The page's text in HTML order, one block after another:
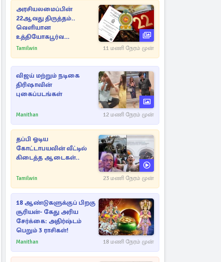
அரசியலமைப்பின்
22ஆவது திருத்தம்..
வெளியான
உத்தியோகபூர்வ
அறிவிப்பு!
Tamilwin 11 மணி நேரம் முன்
விஜய் மற்றும் நடிகை
திரிஷாவின்
புகைப்படங்கள்
Manithan 12 மணி நேரம் முன்
தப்பி ஓடிய
கோட்டாபயவின் வீட்டில்
கிடைத்த ஆடைகள்..
Tamilwin 23 மணி நேரம் முன்
18 ஆண்டுகளுக்குப் பிறகு
சூரியன்- கேது அரிய
சேர்க்கை: அதிர்ஷ்டம்
பெறும் 3 ராசிகள்!
Manithan 18 மணி நேரம் முன்